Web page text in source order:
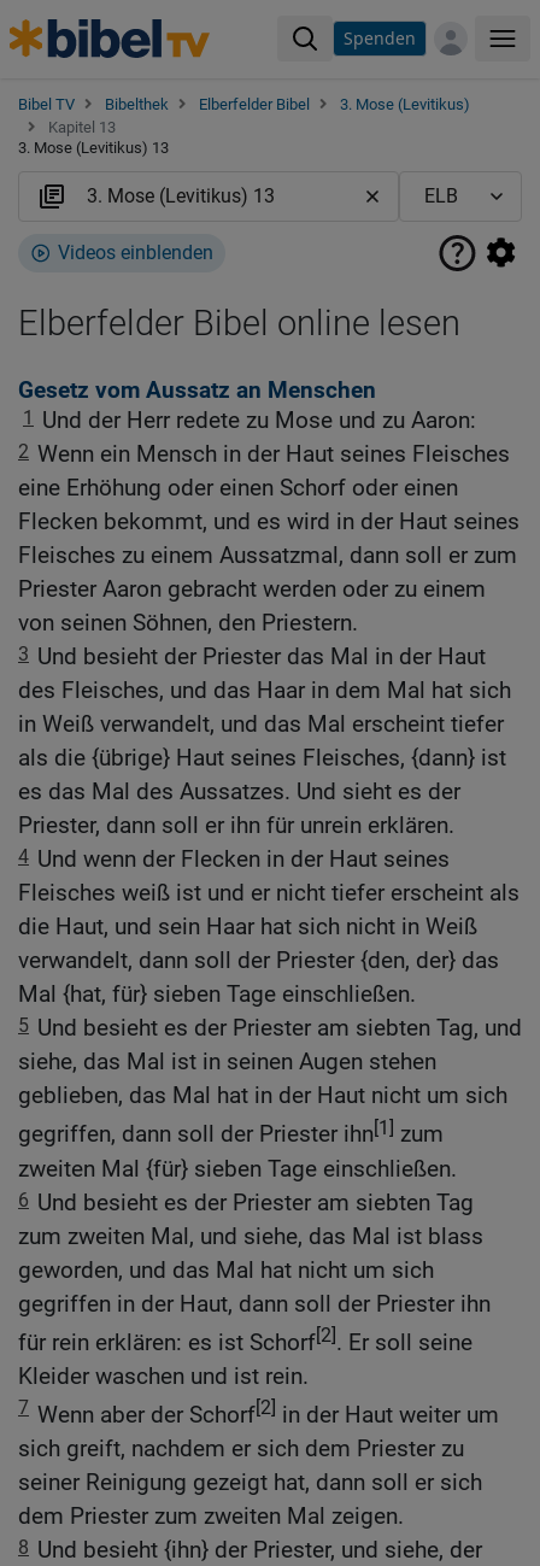
Spenden
Bibel TV Bibelthek Elberfelder Bibel
3. Mose (Levitikus)
Kapitel 13
3. Mose (Levitikus) 13
Videos einblenden
Elberfelder Bibel online lesen
Gesetz vom Aussatz an Menschen
1 Und der Herr redete zu Mose und zu Aaron:
2 Wenn ein Mensch in der Haut seines Fleisches
eine Erhöhung oder einen Schorf oder einen
Flecken bekommt, und es wird in der Haut seines
Fleisches zu einem Aussatzmal, dann soll er zum
Priester Aaron gebracht werden oder zu einem
von seinen Söhnen, den Priestern.
3 Und besieht der Priester das Mal in der Haut
des Fleisches, und das Haar in dem Mal hat sich
in Weiß verwandelt, und das Mal erscheint tiefer
als die {übrige} Haut seines Fleisches, {dann} ist
es das Mal des Aussatzes. Und sieht es der
Priester, dann soll er ihn für unrein erklären.
4 Und wenn der Flecken in der Haut seines
Fleisches weiß ist und er nicht tiefer erscheint als
die Haut, und sein Haar hat sich nicht in Weiß
verwandelt, dann soll der Priester {den, der} das
Mal {hat, für} sieben Tage einschließen.
5 Und besieht es der Priester am siebten Tag, und
siehe, das Mal ist in seinen Augen stehen
geblieben, das Mal hat in der Haut nicht um sich
gegriffen, dann soll der Priester ihn[1] zum
zweiten Mal {für} sieben Tage einschließen.
6 Und besieht es der Priester am siebten Tag
zum zweiten Mal, und siehe, das Mal ist blass
geworden, und das Mal hat nicht um sich
gegriffen in der Haut, dann soll der Priester ihn
für rein erklären: es ist Schorf[2]. Er soll seine
Kleider waschen und ist rein.
7 Wenn aber der Schorf[2] in der Haut weiter um
sich greift, nachdem er sich dem Priester zu
seiner Reinigung gezeigt hat, dann soll er sich
dem Priester zum zweiten Mal zeigen.
8 Und besieht {ihn} der Priester, und siehe, der